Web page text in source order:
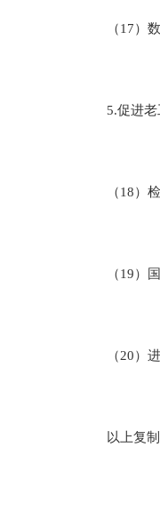
（17）数
5.促进老工
（18）检
（19）国
（20）进
以上复制推